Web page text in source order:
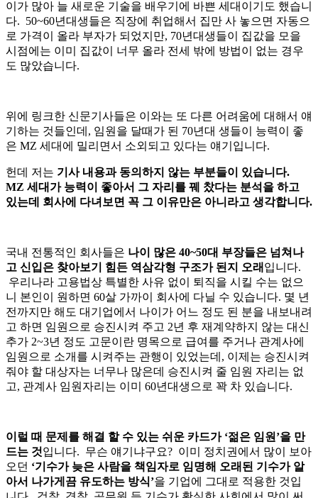
이가 많아 늘 새로운 기술을 배우기에 바쁜 세대이기도 했습니
다. 50~60년대생들은 직장에 취업해서 집만 사 놓으면 자동으
로 가격이 올라 부자가 되었지만, 70년대생들이 집값을 모을
시점에는 이미 집값이 너무 올라 전세 밖에 방법이 없는 경우
도 많았습니다.
위에 링크한 신문기사들은 이와는 또 다른 어려움에 대해서 얘
기하는 것들인데, 임원을 달때가 된 70년대 생들이 능력이 좋
은 MZ 세대에 밀리면서 소외되고 있다는 얘기입니다.
헌데 저는 기사 내용과 동의하지 않는 부분들이 있습니다.
MZ 세대가 능력이 좋아서 그 자리를 꿰 찼다는 분석을 하고
있는데 회사에 다녀보면 꼭 그 이유만은 아니라고 생각합니다.
국내 전통적인 회사들은 나이 많은 40~50대 부장들은 넘쳐나
고 신입은 찾아보기 힘든 역삼각형 구조가 된지 오래 입니다.
우리나라 고용법상 특별한 사유 없이 퇴직을 시킬 수는 없으
니 본인이 원하면 60살 가까이 회사에 다닐 수 있습니다. 몇 년
전까지만 해도 대기업에서 나이가 어느 정도 된 분을 내보내려
고 하면 임원으로 승진시켜 주고 2년 후 재계약하지 않는 대신
추가 2~3년 정도 고문이란 명목으로 급여를 주거나 관계사에
임원으로 소개를 시켜주는 관행이 있었는데, 이제는 승진시켜
줘야 할 대상자는 너무나 많은데 승진시켜 줄 임원 자리는 없
고, 관계사 임원자리는 이미 60년대생으로 꽉 차 있습니다.
이럴 때 문제를 해결 할 수 있는 쉬운 카드가 ‘젊은 임원’을 만
드는 것입니다. 무슨 얘기냐구요? 이미 정치권에서 많이 보아
오던 ‘기수가 늦은 사람을 책임자로 임명해 오래된 기수가 알
아서 나가게끔 유도하는 방식’을 기업에 그대로 적용한 것입